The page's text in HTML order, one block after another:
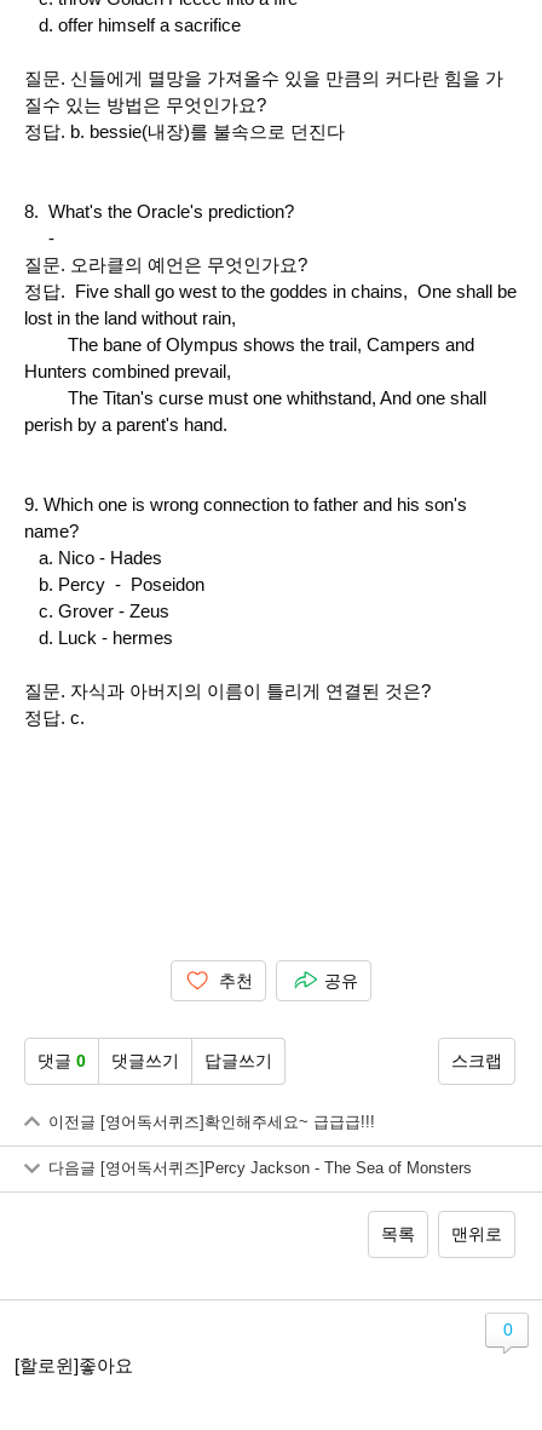
d. offer himself a sacrifice
질문. 신들에게 멸망을 가져올수 있을 만큼의 커다란 힘을 가
질수 있는 방법은 무엇인가요?
정답. b. bessie(내장)를 불속으로 던진다
8. What's the Oracle's prediction?
-
질문. 오라클의 예언은 무엇인가요?
정답. Five shall go west to the goddes in chains, One shall be
lost in the land without rain,
The bane of Olympus shows the trail, Campers and
Hunters combined prevail,
The Titan's curse must one whithstand, And one shall
perish by a parent's hand.
9. Which one is wrong connection to father and his son's
name?
a. Nico - Hades
b. Percy - Poseidon
c. Grover - Zeus
d. Luck - hermes
질문. 자식과 아버지의 이름이 틀리게 연결된 것은?
정답. c.
추천 공유
댓글 0 댓글쓰기 답글쓰기 스크랩
이전글 [영어독서퀴즈]확인해주세요~ 급급급!!!
다음글 [영어독서퀴즈]Percy Jackson - The Sea of Monsters
목록 맨위로
[할로윈]좋아요
0